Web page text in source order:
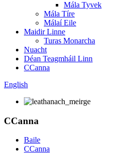
Mála Tyvek
Mála Tíre
Málaí Eile
Maidir Linne
Turas Monarcha
Nuacht
Déan Teagmháil Linn
CCanna
English
CCanna
Baile
CCanna